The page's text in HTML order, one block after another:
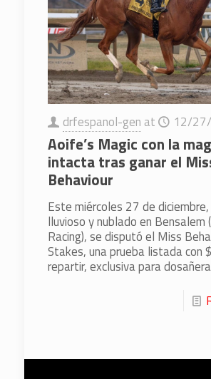
drfespanol-gen at 12/
Aoife’s Magic con la
intacta tras ganar el
Behaviour
Este miércoles 27 de diciembre,
lluvioso y nublado en Bensalem
Racing), se disputó el Miss
Stakes, una prueba listada con
repartir, exclusiva para